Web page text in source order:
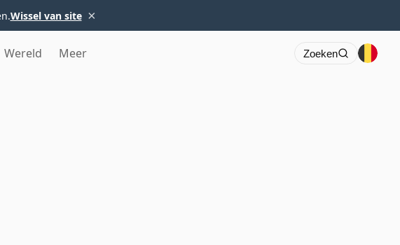
Wissel van site ×
Wereld Meer Zoeken